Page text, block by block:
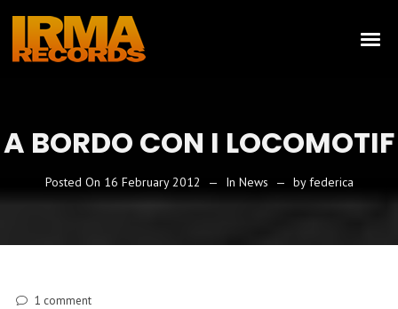
A BORDO CON I LOCOMOTIF
Posted On 16 February 2012 In News byfederica
1 comment